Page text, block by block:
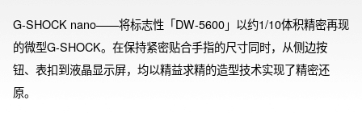
G-SHOCK nano——将标志性「DW-5600」以约1/10体积精密再现
的微型G-SHOCK。在保持紧密贴合手指的尺寸同时，从侧边按
钮、表扣到液晶显示屏，均以精益求精的造型技术实现了精密还
原。